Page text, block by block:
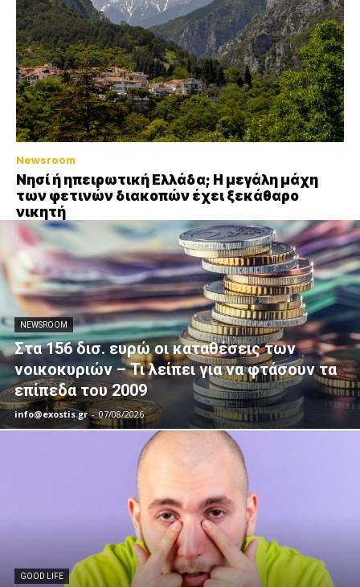
Newsroom
Νησί ή ηπειρωτική Ελλάδα; Η μεγάλη μάχη
των φετινών διακοπών έχει ξεκάθαρο
νικητή
NEWSROOM
Στα 156 δισ. ευρώ οι καταθέσεις των
νοικοκυριών – Τι λείπει για να φτάσουν τα
επίπεδα του 2009
info@exostis.gr - 07/08/2026
GOOD LIFE